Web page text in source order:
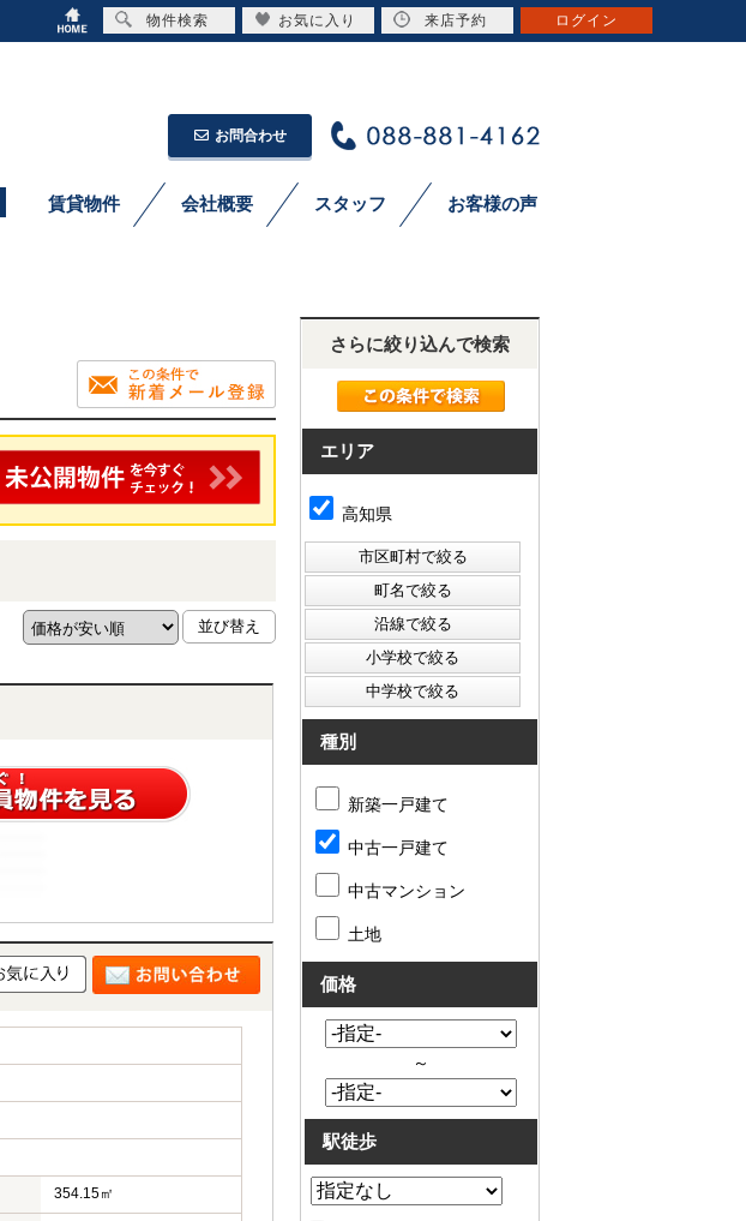
お問合わせ
賃貸物件 会社概要 スタッフ お客様の声
354.15㎡
さらに絞り込んで検索
エリア
高知県
種別
新築一戸建て
中古一戸建て
中古マンション
土地
価格
～
駅徒歩
物件検索 お気に入り 来店予約 ログイン